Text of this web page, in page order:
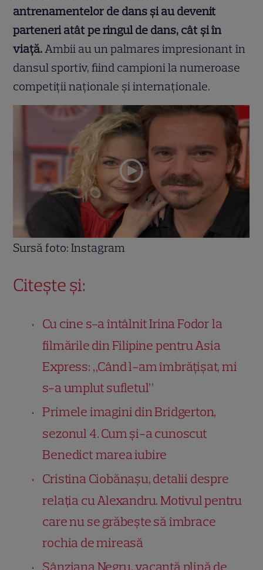
antrenamentelor de dans și au devenit
parteneri atât pe ringul de dans, cât și în
viață.Ambii au un palmares impresionant în
dansul sportiv, fiind campioni la numeroase
competiții naționale și internaționale.
Sursă foto: Instagram
Citește și:
Cu cine s-a întâlnit Irina Fodor la
filmările din Filipine pentru Asia
Express: „Când l-am îmbrățișat, mi
s-a umplut sufletul”
Primele imagini din Bridgerton,
sezonul 4. Cum și-a cunoscut
Benedict marea iubire
Cristina Ciobănașu, detalii despre
relația cu Alexandru. Motivul pentru
care nu se grăbește să îmbrace
rochia de mireasă
Sânziana Negru, vacanță plină de